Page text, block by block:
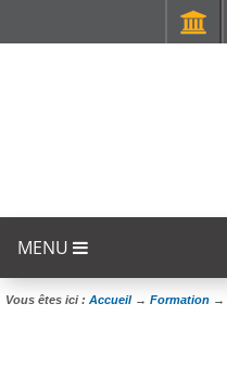
MENU
Vous êtes ici : Accueil→ Formation →